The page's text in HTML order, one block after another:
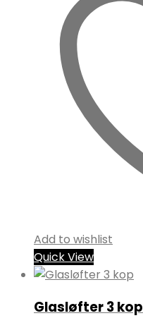
Add to wishlist
Quick View
Glasløfter 3 kop